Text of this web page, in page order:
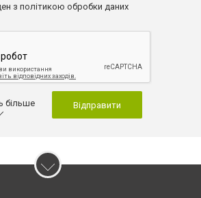
з політикою обробки даних
більше Відправити